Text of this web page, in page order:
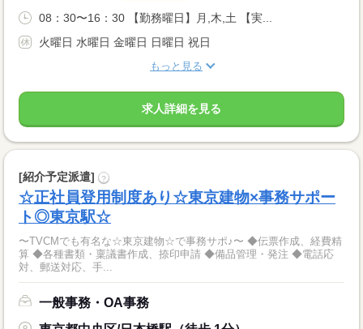
08：30〜16：30 【勤務曜日】月,木,土 【実...
火曜日 水曜日 金曜日 日曜日 祝日
もっと見る
求人詳細を見る
[紹介予定派遣] ?
☆正社員登用制度あり☆東京建物×事務サポー
ト◎東京駅☆
〜TVCMでも有名な☆東京建物☆で事務サポ♪〜 ◆伝票作成、経費精
算 ◆各種書類・稟議書作成、捺印申請 ◆備品管理・発注 ◆電話応
対、郵送対応、手...
一般事務・OA事務